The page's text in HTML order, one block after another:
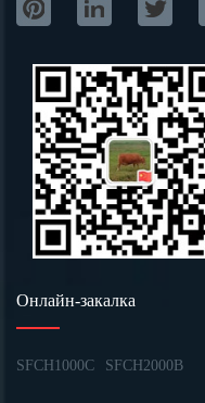
Онлайн-закалка
SFCH1000C SFCH2000B